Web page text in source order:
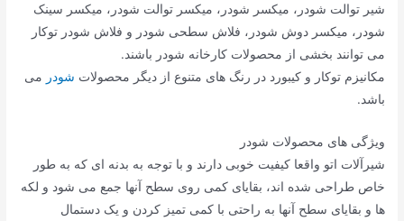
شیر توالت شودر، میکسر شودر، میکسر توالت شودر، میکسر سینک
شودر، میکسر دوش شودر، فلاش سطحی شودر و فلاش شودر توکار
می توانند بخشی از محصولات کارخانه شودر باشند.
مکانیزم توکار و کیبورد در رنگ های متنوع از دیگر محصولات شودر می
باشد.
ویژگی های محصولات شودر
شیرآلات اتو واقعا کیفیت خوبی دارند و با توجه به بدنه ای که به طور
خاص طراحی شده اند، بقایای کمی روی سطح آنها جمع می شود و لکه
ها و بقایای سطح آنها به راحتی با کمی تمیز کردن و یک دستمال